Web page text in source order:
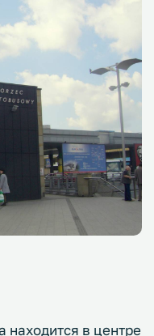
находится в центре